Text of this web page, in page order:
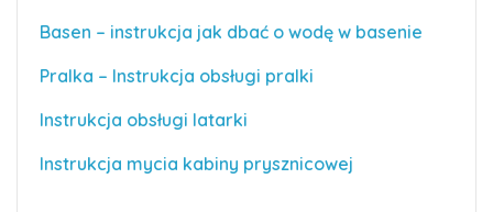
Basen – instrukcja jak dbać o wodę w basenie
Pralka – Instrukcja obsługi pralki
Instrukcja obsługi latarki
Instrukcja mycia kabiny prysznicowej